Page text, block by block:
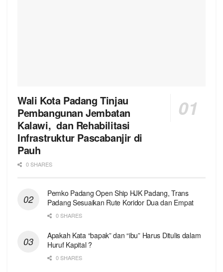
Wali Kota Padang Tinjau
Pembangunan Jembatan
Kalawi, dan Rehabilitasi
Infrastruktur Pascabanjir di
Pauh
0 SHARES
Pemko Padang Open Ship HJK Padang, Trans
Padang Sesuaikan Rute Koridor Dua dan Empat
0 SHARES
Apakah Kata “bapak” dan “ibu” Harus Ditulis dalam
Huruf Kapital ?
0 SHARES